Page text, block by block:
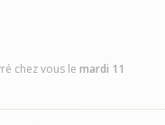
chez vous le mardi 11